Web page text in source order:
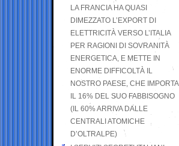
LA FRANCIA HA QUASI
DIMEZZATO L’EXPORT DI
ELETTRICITÀ VERSO L’ITALIA
PER RAGIONI DI SOVRANITÀ
ENERGETICA, E METTE IN
ENORME DIFFICOLTÀ IL
NOSTRO PAESE, CHE IMPORTA
IL 16% DEL SUO FABBISOGNO
(IL 60% ARRIVA DALLE
CENTRALI ATOMICHE
D’OLTRALPE)